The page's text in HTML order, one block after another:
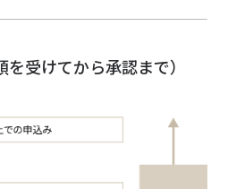
受けてから承認まで）